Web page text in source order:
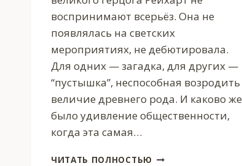
воспринимают всерьёз. Она не
появлялась на светских
мероприятиях, не дебютировала.
Для одних — загадка, для других —
“пустышка”, неспособная возродить
величие древнего рода. И каково же
было удивление общественности,
когда эта самая…
ЧИТАТЬ ПОЛНОСТЬЮ ПУСТЫШКА